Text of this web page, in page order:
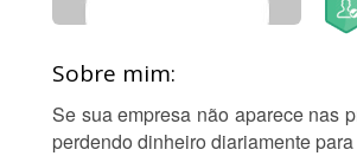
Sobre mim:
Se sua empresa não aparece nas
perdendo dinheiro diariamente